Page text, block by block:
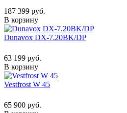
187 399 руб.
В корзину
Dunavox DX-7.20BK/DP
63 199 руб.
В корзину
Vestfrost W 45
65 900 руб.